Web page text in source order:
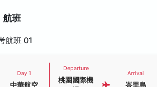
航班
航班 01
Day 1
中華航空
Departure
桃園國際機
Arrival
峇里島